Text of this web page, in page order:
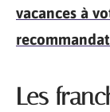
vacances à
Les